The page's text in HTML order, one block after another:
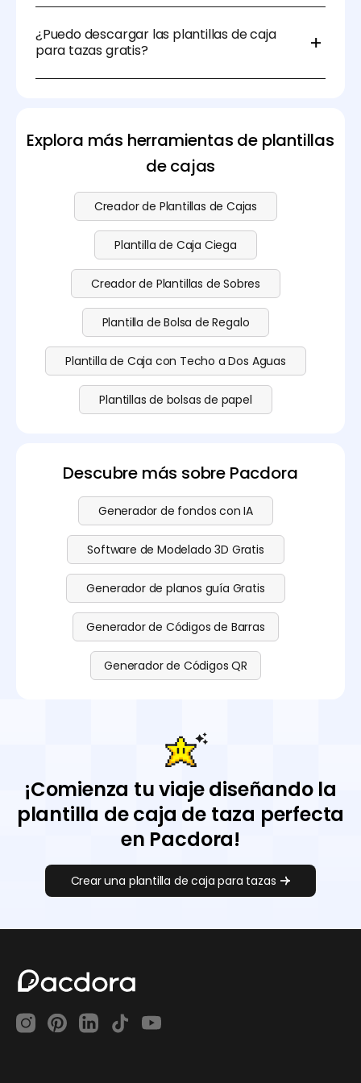
estándar o crear un tamaño personalizado que se
ajuste a las dimensiones específicas de tu taza.
¿Puedo descargar las plantillas de caja
para tazas gratis?
Explora más herramientas de plantillas
de cajas
Creador de Plantillas de Cajas
Plantilla de Caja Ciega
Creador de Plantillas de Sobres
Plantilla de Bolsa de Regalo
Plantilla de Caja con Techo a Dos Aguas
Plantillas de bolsas de papel
Descubre más sobre Pacdora
Generador de fondos con IA
Software de Modelado 3D Gratis
Generador de planos guía Gratis
Generador de Códigos de Barras
Generador de Códigos QR
¡Comienza tu viaje diseñando la
plantilla de caja de taza perfecta
en Pacdora!
Crear una plantilla de caja para tazas